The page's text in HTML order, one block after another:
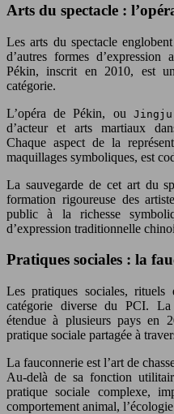
Arts du spectacle :
Les arts du spectacle
d’autres formes d’expression
Pékin, inscrit en 2010, est
catégorie.
L’opéra de Pékin, ou
d’acteur et arts martiaux
Chaque aspect de la
maquillages symboliques, est
La sauvegarde de cet art du
formation rigoureuse des
public à la richesse
d’expression traditionnelle
Pratiques sociales : la
Les pratiques sociales, rituels
catégorie diverse du PCI.
étendue à plusieurs pays en
pratique sociale partagée à
La fauconnerie est l’art de
Au-delà de sa fonction
pratique sociale complexe,
comportement animal,